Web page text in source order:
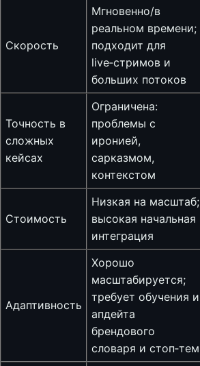
Скорость
Мгновенно/в
реальном времени;
подходит для
live‑стримов и
больших потоков
Точность в
сложных
кейсах
Ограничена:
проблемы с
иронией,
сарказмом,
контекстом
Стоимость
Низкая на масштаб;
высокая начальная
интеграция
Адаптивность
Хорошо
масштабируется;
требует обучения и
апдейта
брендового
словаря и стоп‑тем